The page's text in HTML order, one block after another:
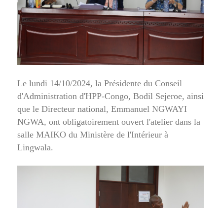
Le lundi 14/10/2024, la Présidente du Conseil
d'Administration d'HPP-Congo, Bodil Sejeroe, ainsi
que le Directeur national, Emmanuel NGWAYI
NGWA, ont obligatoirement ouvert l'atelier dans la
salle MAIKO du Ministère de l'Intérieur à
Lingwala.